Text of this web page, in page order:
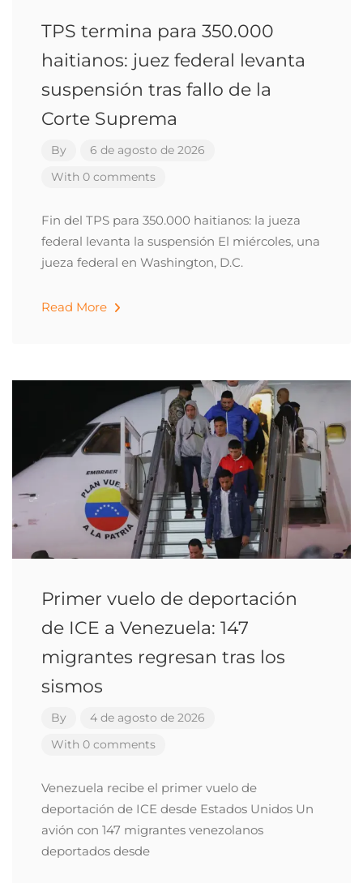
TPS termina para 350.000
haitianos: juez federal levanta
suspensión tras fallo de la
Corte Suprema
By
6 de agosto de 2026
With 0 comments
Fin del TPS para 350.000 haitianos: la jueza
federal levanta la suspensión El miércoles, una
jueza federal en Washington, D.C.
Read More
Primer vuelo de deportación
de ICE a Venezuela: 147
migrantes regresan tras los
sismos
By
4 de agosto de 2026
With 0 comments
Venezuela recibe el primer vuelo de
deportación de ICE desde Estados Unidos Un
avión con 147 migrantes venezolanos
deportados desde